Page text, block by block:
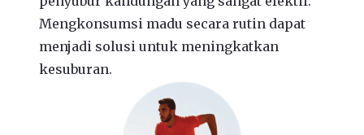
Mengkonsumsi madu secara rutin dapat
menjadi solusi untuk meningkatkan
kesuburan.